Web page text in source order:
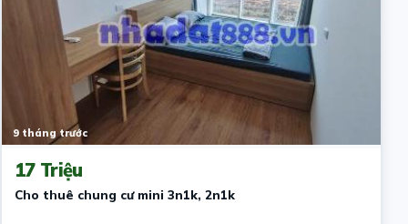
9 tháng trước
17 Triệu
Cho thuê chung cư mini 3n1k, 2n1k